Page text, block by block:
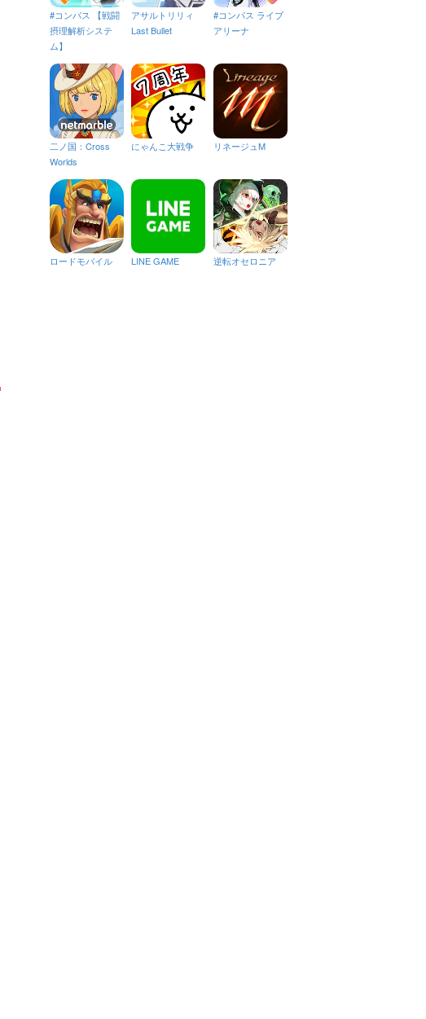
#コンパス 【戦闘
摂理解析システ
ム】
アサルトリリィ
Last Bullet
#コンパス ライブ
アリーナ
二ノ国：Cross
Worlds
にゃんこ大戦争 リネージュM
ロードモバイル LINE GAME 逆転オセロニア